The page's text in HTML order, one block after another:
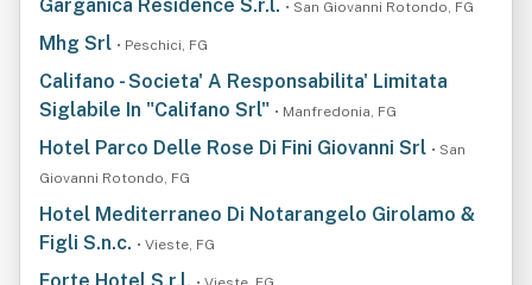
Garganica Residence S.r.l. • San Giovanni Rotondo, FG
Mhg Srl • Peschici, FG
Califano - Societa' A Responsabilita' Limitata
Siglabile In "Califano Srl" • Manfredonia, FG
Hotel Parco Delle Rose Di Fini Giovanni Srl • San
Giovanni Rotondo, FG
Hotel Mediterraneo Di Notarangelo Girolamo &
Figli S.n.c. • Vieste, FG